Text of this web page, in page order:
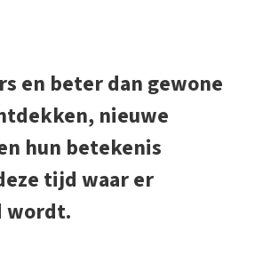
en beter dan gewone
nieuwe
hun betekenis
tijd waar er
wordt.